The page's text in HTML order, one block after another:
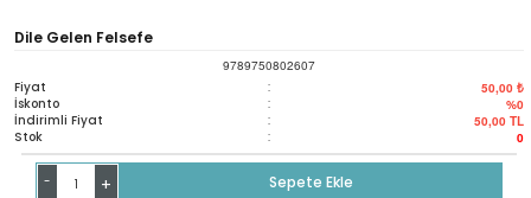
Dile Gelen Felsefe
9789750802607
Fiyat : 50,00 ₺
İskonto : %0
İndirimli Fiyat : 50,00 TL
Stok : 0
- +
Sepete Ekle